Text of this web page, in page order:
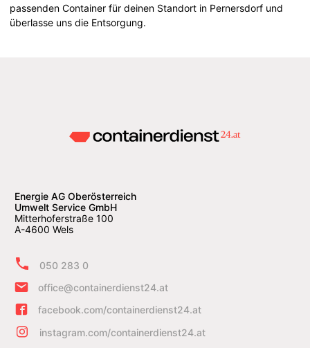
passenden Container für deinen Standort in Pernersdorf und
überlasse uns die Entsorgung.
Energie AG Oberösterreich
Umwelt Service GmbH
Mitterhoferstraße 100
A-4600 Wels
050 283 0
office@containerdienst24.at
facebook.com/containerdienst24.at
instagram.com/containerdienst24.at